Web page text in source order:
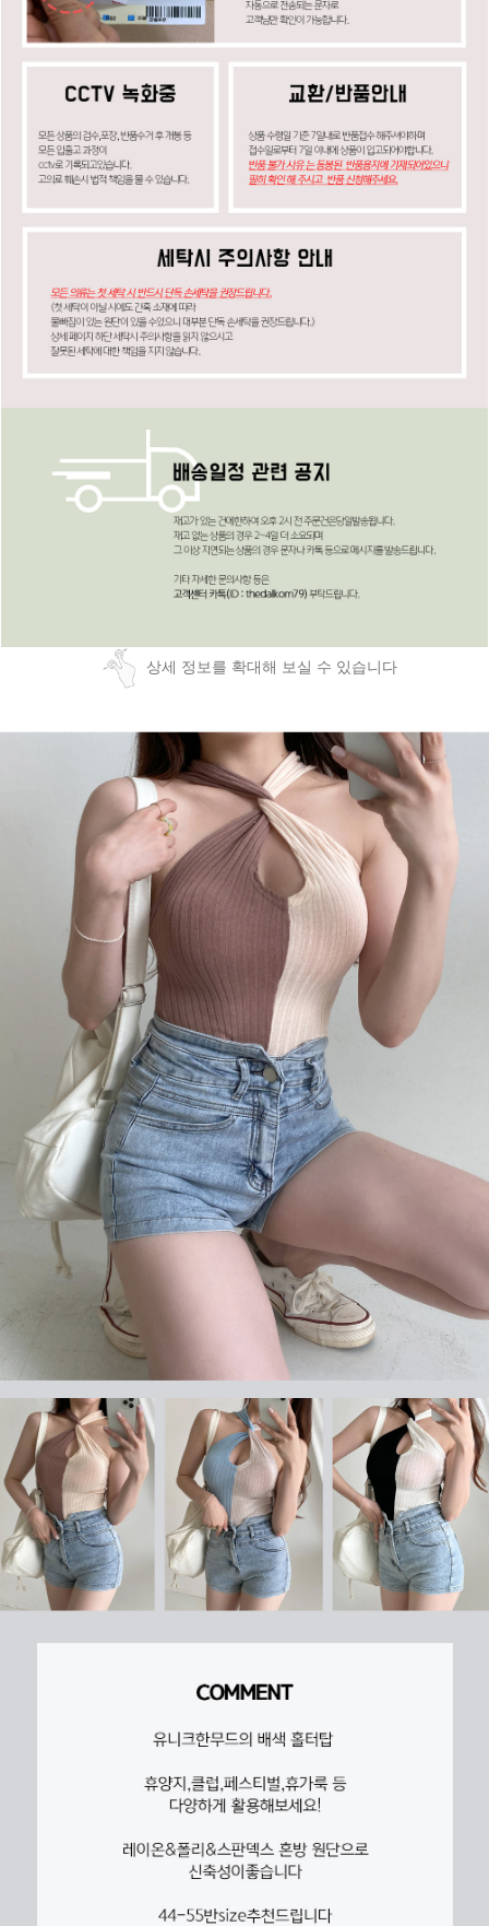
페이코 라이
PAYCO 바로
구매
상세 정보를 확대해 보실 수 있습니다